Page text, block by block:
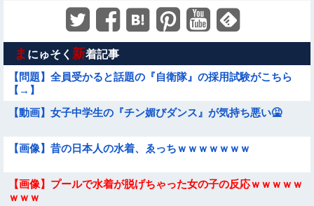
ま にゅそく 新着記事
【問題】全員受かると話題の『自衛隊』の採用試験がこちら
【→】
【動画】女子中学生の『チン媚びダンス』が気持ち悪い🤮
【画像】昔の日本人の水着、ゑっちｗｗｗｗｗｗｗ
【画像】プールで水着が脱げちゃった女の子の反応ｗｗｗｗｗ
ｗｗｗ